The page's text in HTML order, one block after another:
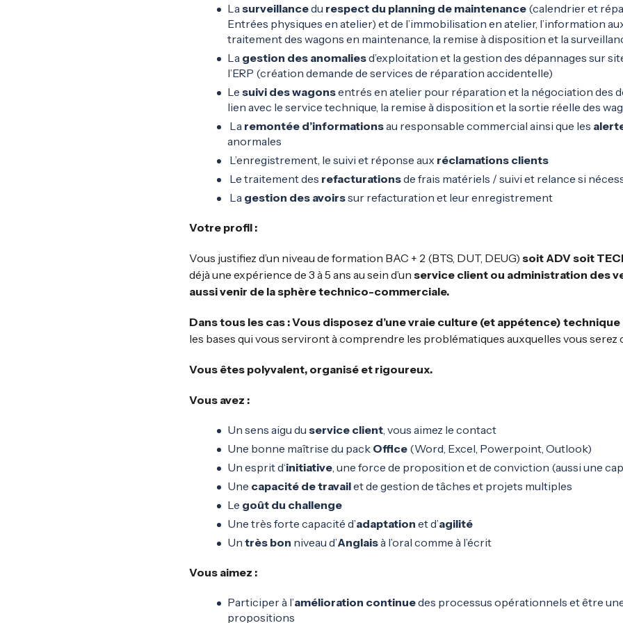
Lasurveillancedu respect du planning de maintenance (calendrier et
Entrées physiques en atelier) et de l’immobilisation en atelier, l’information
traitement des wagons en maintenance, la remise à disposition et la
La gestion des anomaliesd’exploitation et la gestion des dépannages sur
l’ERP (création demande de services de réparation accidentelle)
Le suivi des wagonsentrés en atelier pour réparation et la négociation des
lien avec le service technique, la remise à disposition et la sortie réelle des
La remontée d’informationsau responsable commercial ainsi que les
anormales
L’enregistrement, le suivi et réponse aux réclamations clients
Le traitement des refacturationsde frais matériels / suivi et relance si
La gestion des avoirssur refacturation et leur enregistrement
Votre profil :
Vous justifiez d’un niveau de formation BAC + 2 (BTS, DUT, DEUG) soit ADV soit
déjà une expérience de 3 à 5 ans au sein d’un service client ou administration des
aussi venir de la sphère technico-commerciale.
Dans tous les cas : Vous disposez d’une vraie culture (et appétence) technique
les bases qui vous serviront à comprendre les problématiques auxquelles vous
Vous êtes polyvalent, organisé et rigoureux.
Vous avez :
Un sens aigu du service client, vous aimez le contact
Une bonne maîtrise du pack Office (Word, Excel, Powerpoint, Outlook)
Un esprit d‘initiative, une force de proposition et de conviction (aussi une
Une capacité de travailet de gestion de tâches et projets multiples
Le goût du challenge
Une très forte capacité d’adaptation et d’agilité
Un très bon niveau d’Anglaisà l’oral comme à l’écrit
Vous aimez :
Participer à l’amélioration continuedes processus opérationnels et être
propositions